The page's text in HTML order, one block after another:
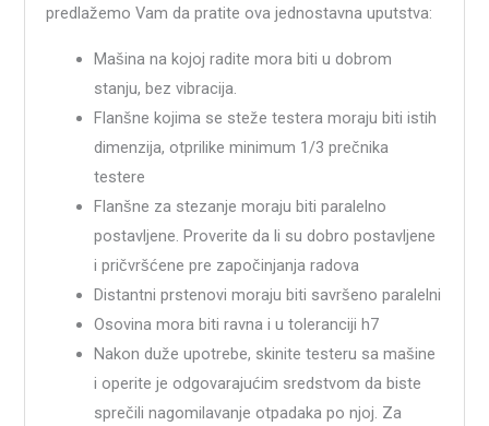
predlažemo Vam da pratite ova jednostavna uputstva:
Mašina na kojoj radite mora biti u dobrom
stanju, bez vibracija.
Flanšne kojima se steže testera moraju biti istih
dimenzija, otprilike minimum 1/3 prečnika
testere
Flanšne za stezanje moraju biti paralelno
postavljene. Proverite da li su dobro postavljene
i pričvršćene pre započinjanja radova
Distantni prstenovi moraju biti savršeno paralelni
Osovina mora biti ravna i u toleranciji h7
Nakon duže upotrebe, skinite testeru sa mašine
i operite je odgovarajućim sredstvom da biste
sprečili nagomilavanje otpadaka po njoj. Za